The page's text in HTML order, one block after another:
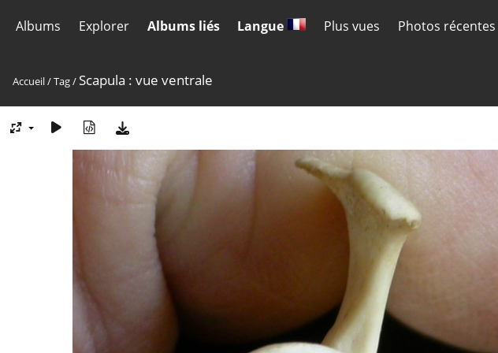
Albums Explorer Albums liés Langue Plus vues Photos récentes
Accueil/Tag/ Scapula : vue ventrale